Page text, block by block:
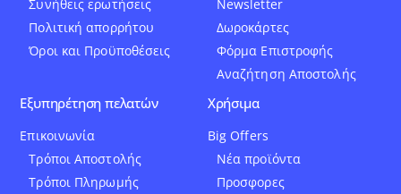
Συνήθεις ερωτήσεις
Πολιτική απορρήτου
Όροι και Προϋποθέσεις
Newsletter
Δωροκάρτες
Φόρμα Επιστροφής
Αναζήτηση Αποστολής
Εξυπηρέτηση πελατών
Επικοινωνία
Τρόποι Αποστολής
Τρόποι Πληρωμής
Χρήσιμα
Big Offers
Νέα προϊόντα
Προσφορες